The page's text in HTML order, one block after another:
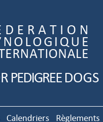
Calendriers Règlements